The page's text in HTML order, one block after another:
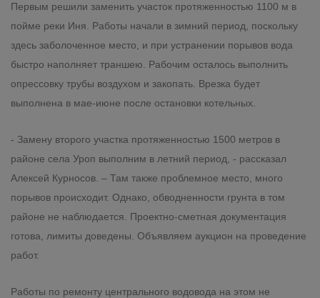
Первым решили заменить участок протяженностью 1100 м в
пойме реки Иня. Работы начали в зимний период, поскольку
здесь заболоченное место, и при устранении порывов вода
быстро наполняет траншею. Рабочим осталось выполнить
опрессовку трубы воздухом и закопать. Врезка будет
выполнена в мае-июне после остановки котельных.
- Замену второго участка протяженностью 1500 метров в
районе села Уроп выполним в летний период, - рассказал
Алексей Курносов. – Там также проблемное место, много
порывов происходит. Однако, обводненности грунта в том
районе не наблюдается. Проектно-сметная документация
готова, лимиты доведены. Объявляем аукцион на проведение
работ.
Работы по ремонту центрального водовода на этом не